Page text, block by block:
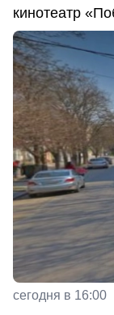
кинотеатр
сегодня в 16:00